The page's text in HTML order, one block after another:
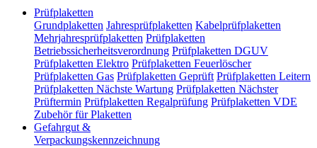
Prüfplaketten
Grundplaketten Jahresprüfplaketten Kabelprüfplaketten
Mehrjahresprüfplaketten Prüfplaketten
Betriebssicherheitsverordnung Prüfplaketten DGUV
Prüfplaketten Elektro Prüfplaketten Feuerlöscher
Prüfplaketten Gas Prüfplaketten Geprüft Prüfplaketten Leitern
Prüfplaketten Nächste Wartung Prüfplaketten Nächster
Prüftermin Prüfplaketten Regalprüfung Prüfplaketten VDE
Zubehör für Plaketten
Gefahrgut &
Verpackungskennzeichnung